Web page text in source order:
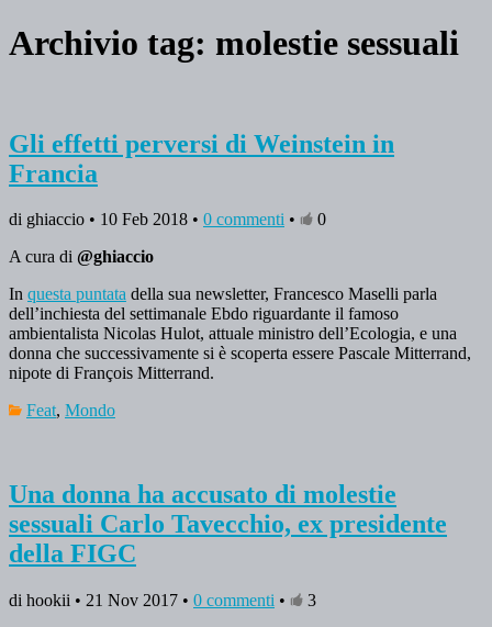
Archivio tag: molestie sessuali
Gli effetti perversi di Weinstein in
Francia
di ghiaccio • 10 Feb 2018 • 0 commenti •
0
A cura di @ghiaccio
In questa puntata della sua newsletter, Francesco Maselli parla
dell’inchiesta del settimanale Ebdo riguardante il famoso
ambientalista Nicolas Hulot, attuale ministro dell’Ecologia, e una
donna che successivamente si è scoperta essere Pascale Mitterrand,
nipote di François Mitterrand.
Feat, Mondo
Una donna ha accusato di molestie
sessuali Carlo Tavecchio, ex presidente
della FIGC
di hookii • 21 Nov 2017 • 0 commenti •
3